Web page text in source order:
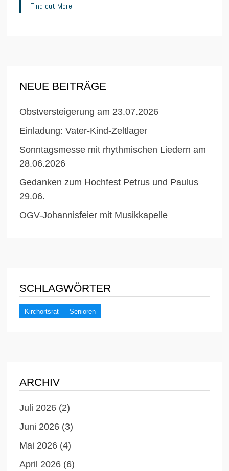
Find out More
NEUE BEITRÄGE
Obstversteigerung am 23.07.2026
Einladung: Vater-Kind-Zeltlager
Sonntagsmesse mit rhythmischen Liedern am
28.06.2026
Gedanken zum Hochfest Petrus und Paulus
29.06.
OGV-Johannisfeier mit Musikkapelle
SCHLAGWÖRTER
Kirchortsrat Senioren
ARCHIV
Juli 2026 (2)
Juni 2026 (3)
Mai 2026 (4)
April 2026 (6)